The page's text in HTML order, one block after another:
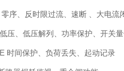
序、反时限过流、速断 、大电流
压、低压解列、功率保护、开关
时间保护、负荷丢失、起动记录